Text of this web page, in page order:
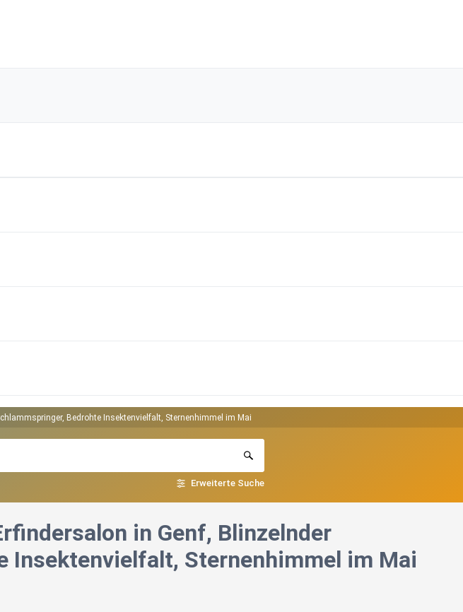
Bedrohte Insektenvielfalt, Sternenhimmel im Mai
Erweiterte Suche
in Genf, Blinzelnder
Insektenvielfalt, Sternenhimmel im Mai